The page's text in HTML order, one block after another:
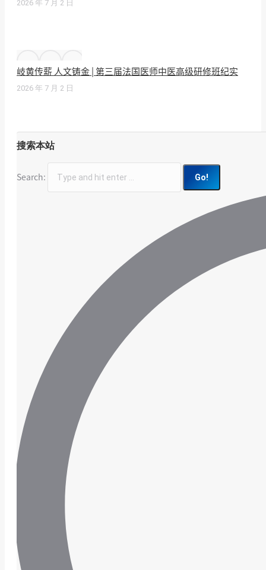
2026 年 7 月 2 日
岐黄传薪 人文铸金 | 第三届法国医师中医高级研修班纪实
2026 年 7 月 2 日
搜索本站
Search: